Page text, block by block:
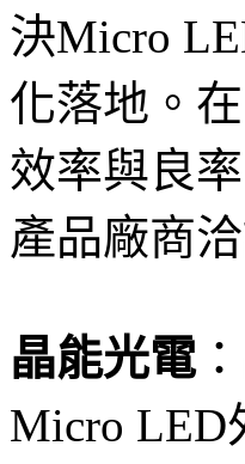
決Micro
化落地。
效率與良
產品廠商
晶能光電
Micro LED